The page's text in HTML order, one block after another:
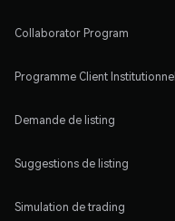
Collaborator Program
Programme Client Institutionnel
Demande de listing
Suggestions de listing
Simulation de trading